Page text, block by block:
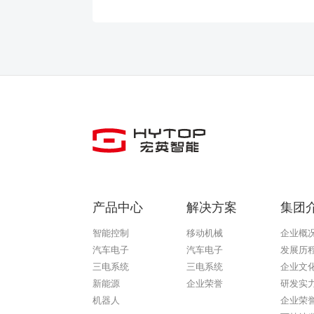
产品中心
智能控制
汽车电子
三电系统
新能源
机器人
解决方案
移动机械
汽车电子
三电系统
企业荣誉
集团
企业概
发展历
企业文
研发实
企业荣